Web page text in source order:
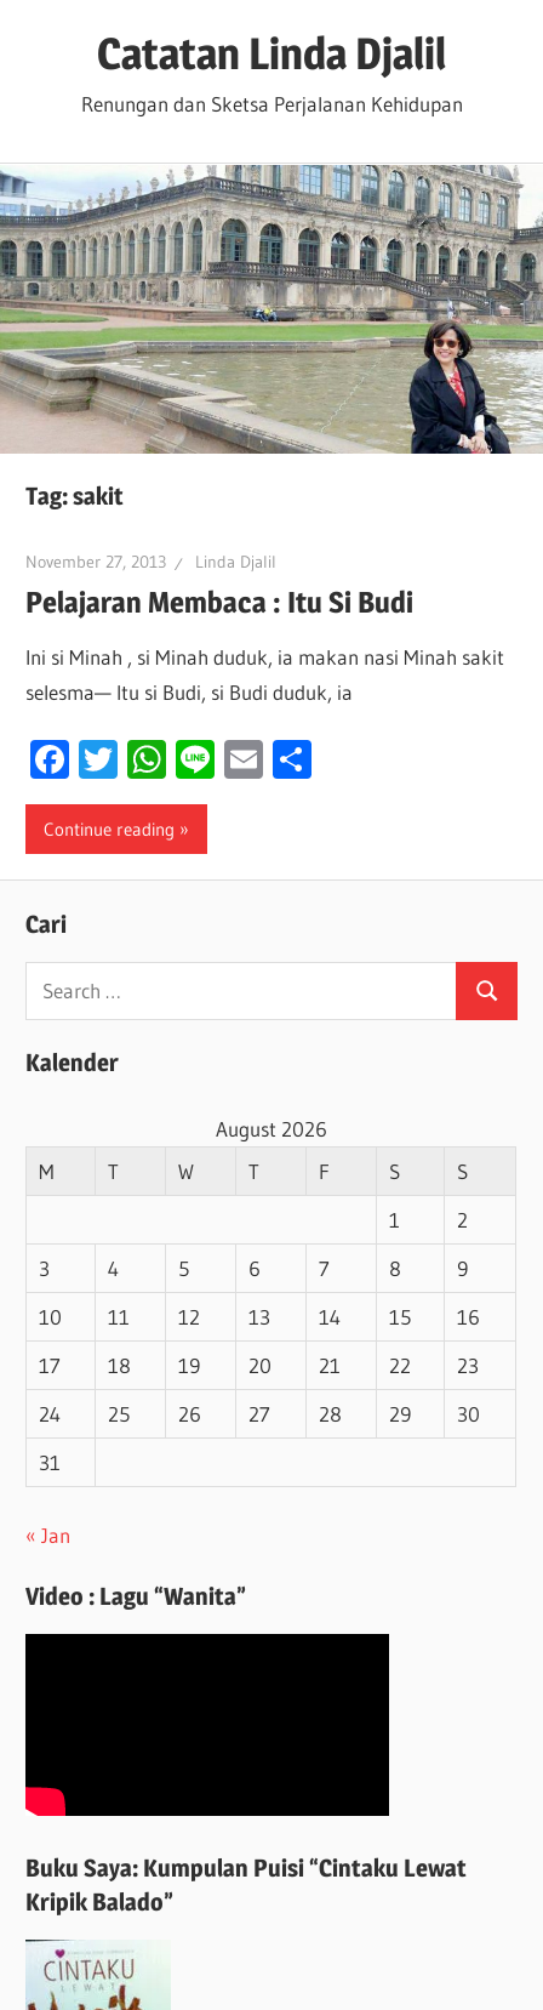
Catatan Linda Djalil
Renungan dan Sketsa Perjalanan Kehidupan
Tag:sakit
November 27, 2013 Linda Djalil
Pelajaran Membaca : Itu Si Budi
Ini si Minah , si Minah duduk, ia makan nasi Minah sakit
selesma— Itu si Budi, si Budi duduk, ia
Facebook
Twitter
WhatsApp
LineEmail
Continue reading
Cari
Search
for:
Search
Kalender
August 2026
M
T W T F S
S
1
2
3
4 5 6 7 8
9
10
11 12 13 14 15
16
17
18 19 20 21 22
23
24
25 26 27 28 29
30
31
« Jan
Video : Lagu “Wanita”
Buku Saya: Kumpulan Puisi “Cintaku Lewat
Kripik Balado”